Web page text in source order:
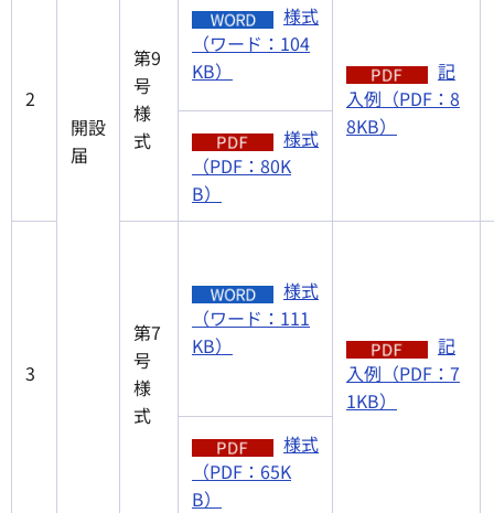
開設
届
2
第9
号
様
式
様式
（ワード：104
KB）
記
入例（PDF：8
8KB）
様式
（PDF：80K
B）
3
第7
号
様
式
様式
（ワード：111
KB）
記
入例（PDF：7
1KB）
様式
（PDF：65K
B）